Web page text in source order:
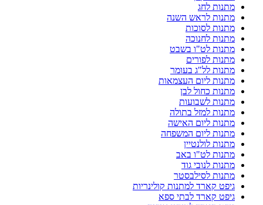
מתנות לחג
מתנות לראש השנה
מתנות לסוכות
מתנות לחנוכה
מתנות לט"ו בשבט
מתנות לפורים
מתנות לל"ג בעומר
מתנות ליום העצמאות
מתנות כחול לבן
מתנות לשבועות
מתנות למזל בתולה
מתנות ליום האישה
מתנות ליום המשפחה
מתנות לולנטיין
מתנות לט"ו באב
מתנות לנובי גוד
מתנות לסילבסטר
גיפט קארד למתנות קולינריות
גיפט קארד לבתי ספא